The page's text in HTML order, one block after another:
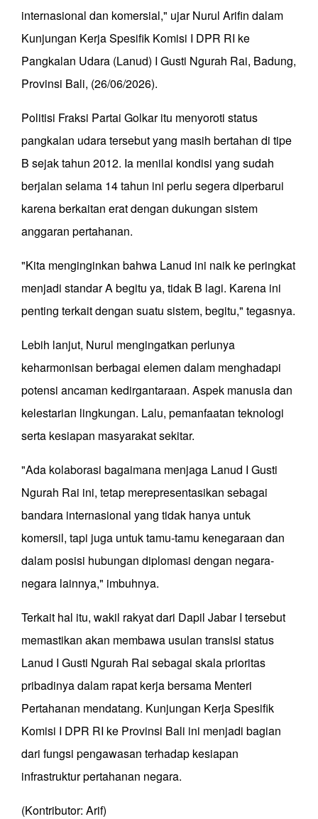
internasional dan komersial," ujar Nurul Arifin dalam
Kunjungan Kerja Spesifik Komisi I DPR RI ke
Pangkalan Udara (Lanud) I Gusti Ngurah Rai, Badung,
Provinsi Bali, (26/06/2026).
Politisi Fraksi Partai Golkar itu menyoroti status
pangkalan udara tersebut yang masih bertahan di tipe
B sejak tahun 2012. Ia menilai kondisi yang sudah
berjalan selama 14 tahun ini perlu segera diperbarui
karena berkaitan erat dengan dukungan sistem
anggaran pertahanan.
"Kita menginginkan bahwa Lanud ini naik ke peringkat
menjadi standar A begitu ya, tidak B lagi. Karena ini
penting terkait dengan suatu sistem, begitu," tegasnya.
Lebih lanjut, Nurul mengingatkan perlunya
keharmonisan berbagai elemen dalam menghadapi
potensi ancaman kedirgantaraan. Aspek manusia dan
kelestarian lingkungan. Lalu, pemanfaatan teknologi
serta kesiapan masyarakat sekitar.
"Ada kolaborasi bagaimana menjaga Lanud I Gusti
Ngurah Rai ini, tetap merepresentasikan sebagai
bandara internasional yang tidak hanya untuk
komersil, tapi juga untuk tamu-tamu kenegaraan dan
dalam posisi hubungan diplomasi dengan negara-
negara lainnya," imbuhnya.
Terkait hal itu, wakil rakyat dari Dapil Jabar I tersebut
memastikan akan membawa usulan transisi status
Lanud I Gusti Ngurah Rai sebagai skala prioritas
pribadinya dalam rapat kerja bersama Menteri
Pertahanan mendatang. Kunjungan Kerja Spesifik
Komisi I DPR RI ke Provinsi Bali ini menjadi bagian
dari fungsi pengawasan terhadap kesiapan
infrastruktur pertahanan negara.
(Kontributor: Arif)